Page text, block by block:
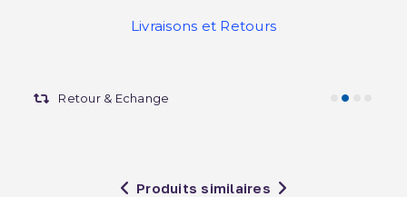
Livraisons et Retours
Retour & Echange
Produits similaires